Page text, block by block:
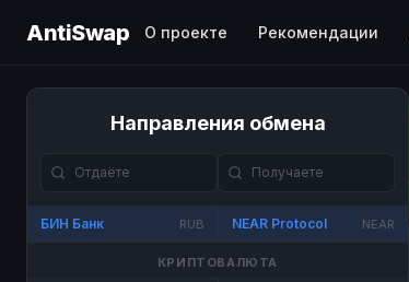
AntiSwap О проекте Рекомендации
Направления обмена
БИН Банк RUB NEAR Protocol NEAR
КРИПТОВАЛЮТА